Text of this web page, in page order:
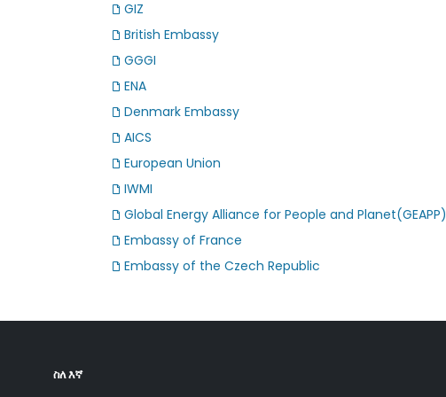
GIZ
British Embassy
GGGI
ENA
Denmark Embassy
AICS
European Union
IWMI
Global Energy Alliance for People and Planet(GEAPP)
Embassy of France
Embassy of the Czech Republic
ስለ እኛ